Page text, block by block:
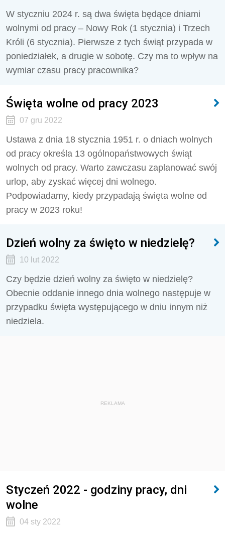
W styczniu 2024 r. są dwa święta będące dniami
wolnymi od pracy – Nowy Rok (1 stycznia) i Trzech
Króli (6 stycznia). Pierwsze z tych świąt przypada w
poniedziałek, a drugie w sobotę. Czy ma to wpływ na
wymiar czasu pracy pracownika?
Święta wolne od pracy 2023
07 gru 2022
Ustawa z dnia 18 stycznia 1951 r. o dniach wolnych
od pracy określa 13 ogólnopaństwowych świąt
wolnych od pracy. Warto zawczasu zaplanować swój
urlop, aby zyskać więcej dni wolnego.
Podpowiadamy, kiedy przypadają święta wolne od
pracy w 2023 roku!
Dzień wolny za święto w niedzielę?
10 lut 2022
Czy będzie dzień wolny za święto w niedzielę?
Obecnie oddanie innego dnia wolnego następuje w
przypadku święta występującego w dniu innym niż
niedziela.
REKLAMA
Styczeń 2022 - godziny pracy, dni
wolne
04 sty 2022